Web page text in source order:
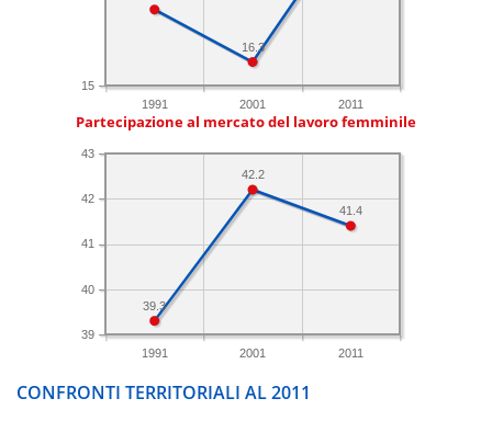
1991 2001 2011
15
16.3
Partecipazione al mercato del lavoro femminile
1991 2001 2011
39
40
41
42
43
41.4
42.2
39.3
CONFRONTI TERRITORIALI AL 2011